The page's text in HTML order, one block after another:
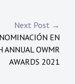
Next Post →
EN
ANNUAL OWMR
AWARDS 2021